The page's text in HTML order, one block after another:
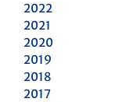
2022
2021
2020
2019
2018
2017